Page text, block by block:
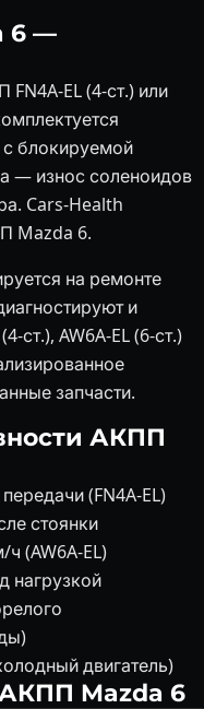
6 —
EL (4-ст.) или
блокируемой
— износ соленоидов
Cars-Health
Mazda 6.
на ремонте
и
ст.), AW6A-EL (6-ст.)
запчасти.
АКПП
(FN4A-EL)
стоянки
(AW6A-EL)
нагрузкой
двигатель)
Mazda 6